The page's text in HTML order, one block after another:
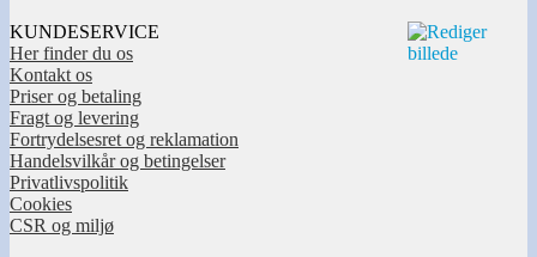
KUNDESERVICE
Her finder du os
Kontakt os
Priser og betaling
Fragt og levering
Fortrydelsesret og reklamation
Handelsvilkår og betingelser
Privatlivspolitik
Cookies
CSR og miljø